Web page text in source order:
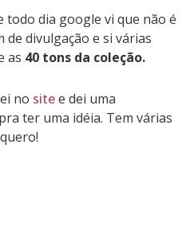
todo dia google vi que não é
divulgação e si várias
as 40 tons da coleção.
no sitee dei uma
ter uma idéia. Tem várias